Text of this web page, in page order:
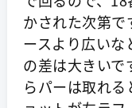
かされた次第で
ースより広い
の差は大きい
らパーは取れ